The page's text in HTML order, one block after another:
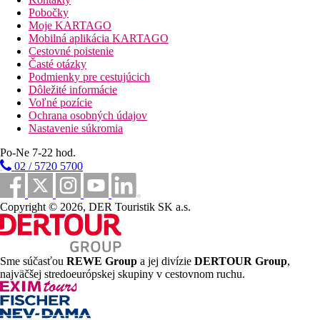
ostrove
Stravovanie
Raňajky
Vzdialenosti
2,5 km
Centrum mesta
Nákupy
100 m
Bary/krčmičky
36 km
Vzdialenosť od najbližšieho letiska
Vzdialenosť k pláži
Pláž
Pobočky
Moje KARTAGO
Mobilná aplikácia KARTAGO
Cestovné poistenie
Časté otázky
Podmienky pre cestujúcich
Dôležité informácie
Voľné pozície
Ochrana osobných údajov
Nastavenie súkromia
Po-Ne 7-22 hod.
02 / 5720 5700
Copyright © 2026, DER Touristik SK a.s.
Sme súčasťou REWE Group a jej divízie DERTOUR Group,
najväčšej stredoeurópskej skupiny v cestovnom ruchu.